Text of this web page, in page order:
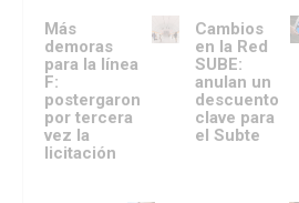
Más
demoras
para la línea
F:
postergaron
por tercera
vez la
licitación
Cambios
en la Red
SUBE:
anulan un
descuento
clave para
el Subte